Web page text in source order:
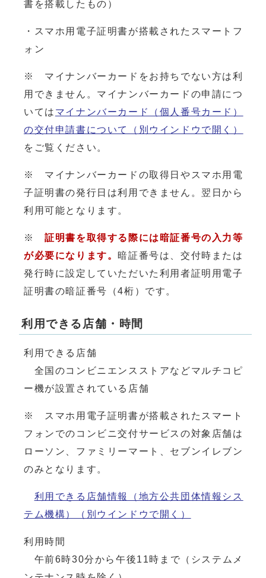
書を搭載したもの）
・スマホ用電子証明書が搭載されたスマートフ
ォン
※ マイナンバーカードをお持ちでない方は利
用できません。マイナンバーカードの申請につ
いては マイナンバーカード（個人番号カード）
の交付申請書について
（別ウインドウで開く）
をご覧ください。
※ マイナンバーカードの取得日やスマホ用電
子証明書の発行日は利用できません。翌日から
利用可能となります。
※証明書を取得する際には暗証番号の入力等
が必要になります。 暗証番号は、交付時または
発行時に設定していただいた利用者証明用電子
証明書の暗証番号（4桁）です。
利用できる店舗・時間
利用できる店舗
全国のコンビニエンスストアなどマルチコピ
ー機が設置されている店舗
※ スマホ用電子証明書が搭載されたスマート
フォンでのコンビニ交付サービスの対象店舗は
ローソン、ファミリーマート、セブンイレブン
のみとなります。
利用できる店舗情報（地方公共団体情報シス
テム機構）
（別ウインドウで開く）
利用時間
午前6時30分から午後11時まで（システムメ